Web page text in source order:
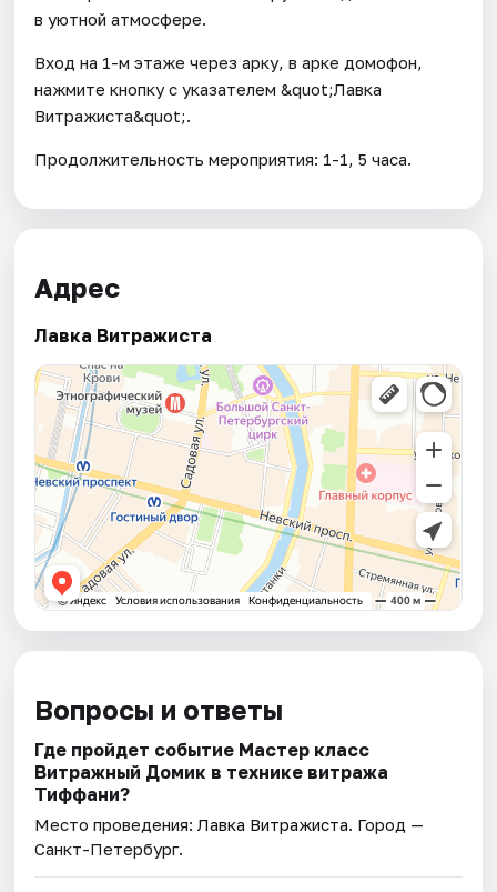
в уютной атмосфере.
Вход на 1-м этаже через арку, в арке домофон,
нажмите кнопку с указателем &quot;Лавка
Витражиста&quot;.
Продолжительность мероприятия: 1-1, 5 часа.
Адрес
Лавка Витражиста
Вопросы и ответы
Где пройдет событие Мастер класс
Витражный Домик в технике витража
Тиффани?
Место проведения:Лавка Витражиста. Город —
Санкт-Петербург.